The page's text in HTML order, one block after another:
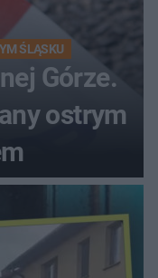
ŚLĄSKU
Górze.
ostrym